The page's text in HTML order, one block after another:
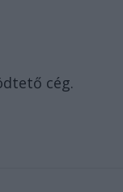
cég.